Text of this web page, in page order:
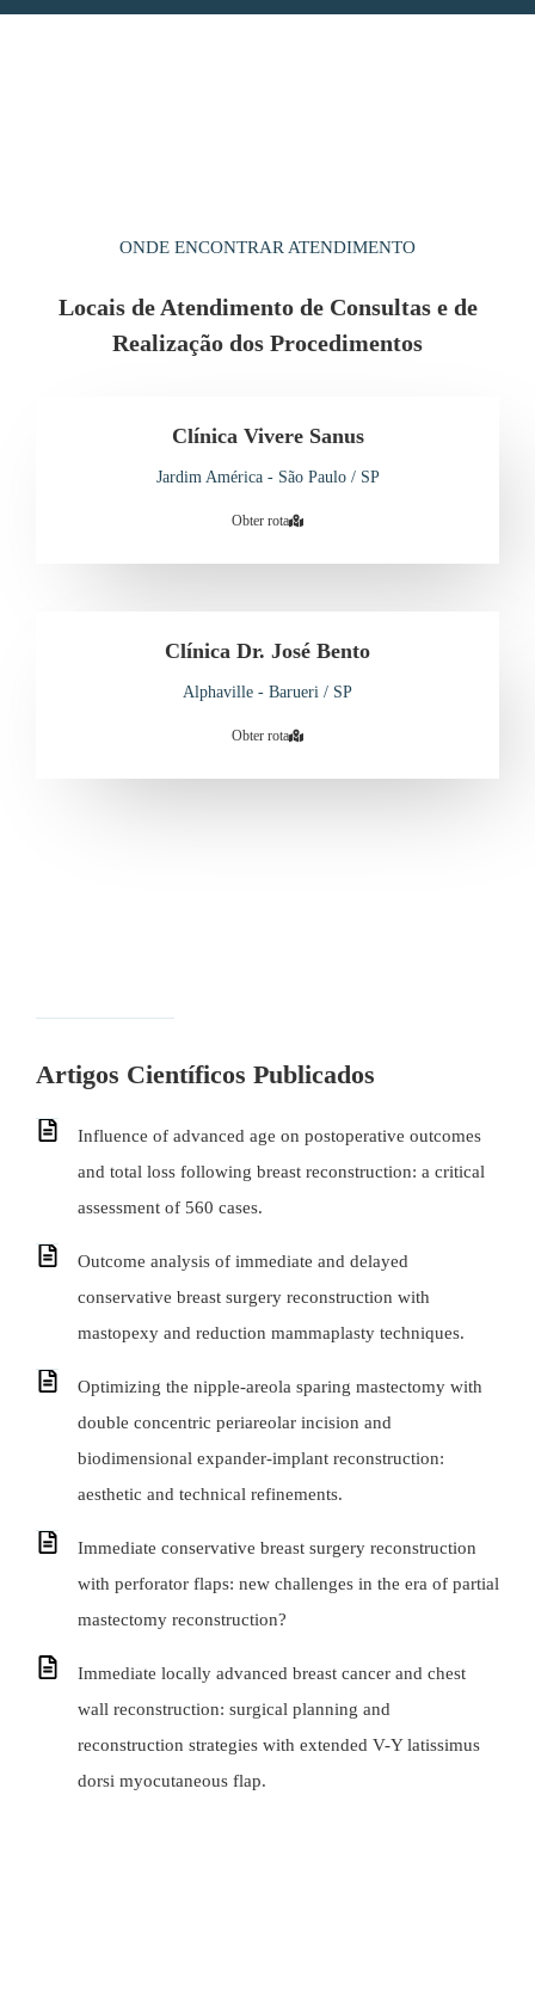
ONDE ENCONTRAR ATENDIMENTO
Locais de Atendimento de Consultas e de
Realização dos Procedimentos
Clínica Vivere Sanus
Jardim América - São Paulo / SP
Obter rota
Clínica Dr. José Bento
Alphaville - Barueri / SP
Obter rota
Artigos Científicos Publicados
Influence of advanced age on postoperative outcomes
and total loss following breast reconstruction: a critical
assessment of 560 cases.
Outcome analysis of immediate and delayed
conservative breast surgery reconstruction with
mastopexy and reduction mammaplasty techniques.
Optimizing the nipple-areola sparing mastectomy with
double concentric periareolar incision and
biodimensional expander-implant reconstruction:
aesthetic and technical refinements.
Immediate conservative breast surgery reconstruction
with perforator flaps: new challenges in the era of partial
mastectomy reconstruction?
Immediate locally advanced breast cancer and chest
wall reconstruction: surgical planning and
reconstruction strategies with extended V-Y latissimus
dorsi myocutaneous flap.